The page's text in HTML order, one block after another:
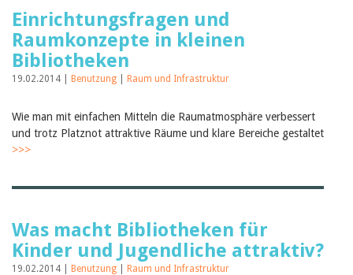
Rezensionen
Schweizer Literatur
Alle Tags
Autoren
Julie Greub
Ursula Strahm
Sandra Dettwyler
Felicitas Isler
Nicole Rothen
Manuela Nyffeler-Lanker
Alle Autoren
Einrichtungsfragen und
Raumkonzepte in kleinen
Bibliotheken
19.02.2014 | Benutzung Raum und Infrastruktur
Wie man mit einfachen Mitteln die Raumatmosphäre verbessert
und trotz Platznot attraktive Räume und klare Bereiche gestaltet
>>>
Was macht Bibliotheken für
Kinder und Jugendliche attraktiv?
19.02.2014 | Benutzung Raum und Infrastruktur